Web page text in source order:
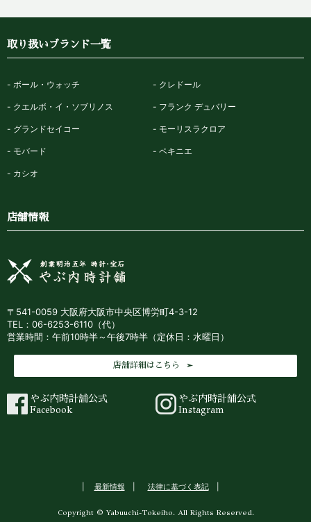
取り扱いブランド一覧
ボール・ウォッチ クレドール
クエルボ・イ・ソブリノス フランク デュバリー
グランドセイコー モーリスラクロア
モバード ペキニエ
カシオ
店舗情報
〒541-0059 大阪府大阪市中央区博労町4-3-12
TEL：06-6253-6110（代）
営業時間：午前10時半～午後7時半（定休日：水曜日）
店舗詳細はこちら
やぶ内時計舗公式
Facebook
やぶ内時計舗公式
Instagram
最新情報 法律に基づく表記
Copyright © Yabuuchi-Tokeiho. All Rights Reserved.